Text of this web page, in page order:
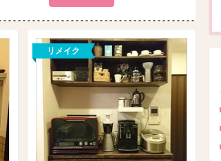
リメイク